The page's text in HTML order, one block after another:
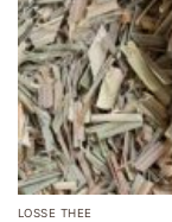
LOSSE THEE